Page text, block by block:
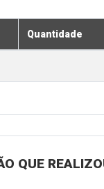
Quantidade
QUE